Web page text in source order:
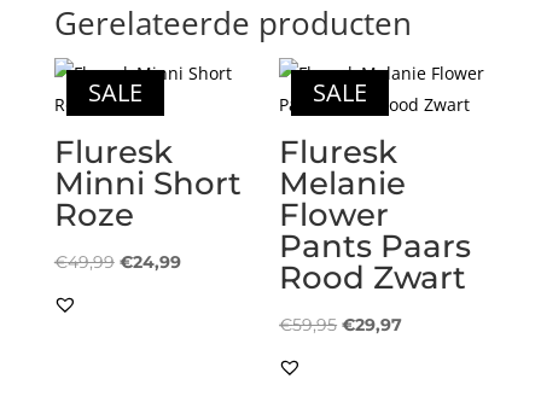
Gerelateerde producten
SALE
Fluresk
Minni Short
Roze
€49,99 Oorspronkelijke
€24,99Huidige
SALE
Fluresk
Melanie
Flower
Pants Paars
Rood Zwart
€59,95 Oorspronkelijke
€29,97Huidige